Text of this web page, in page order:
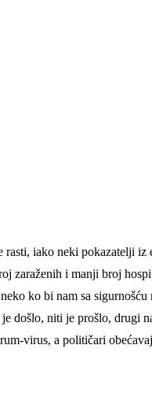
iako neki pokazatelji
zaraženih i manji broj
ko bi nam sa sigurnošću
došlo, niti je prošlo, drugi
virus, a političari